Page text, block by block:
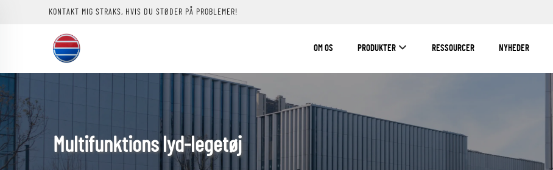
KONTAKT MIG STRAKS, HVIS DU STØDER PÅ PROBLEMER!
OM OS PRODUKTER RESSOURCER NYHEDER
Multifunktions lyd-legetøj